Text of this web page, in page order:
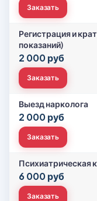
Заказать
Регистрация и
показаний)
2 000 руб
Заказать
Выезд нарколога
2 000 руб
Заказать
Психиатрическая
6 000 руб
Заказать